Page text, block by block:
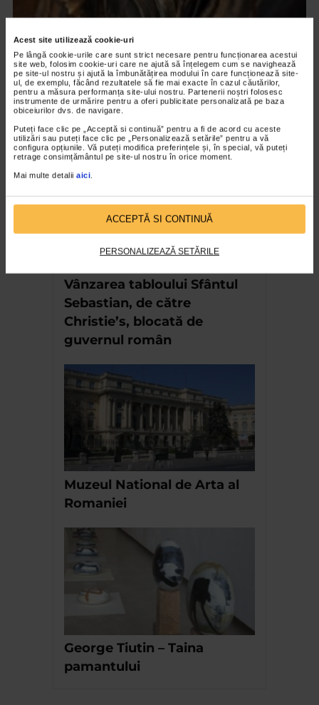
Acest site utilizează cookie-uri
Pe lângă cookie-urile care sunt strict necesare pentru funcționarea acestui
site web, folosim cookie-uri care ne ajută să înțelegem cum se navighează
pe site-ul nostru și ajută la îmbunătățirea modului în care funcționează site-
ul, de exemplu, făcând rezultatele să fie mai exacte în cazul căutărilor,
pentru a măsura performanța site-ului nostru. Partenerii noștri folosesc
instrumente de urmărire pentru a oferi publicitate personalizată pe baza
obiceiurilor dvs. de navigare.
Puteți face clic pe „Acceptă si continuă” pentru a fi de acord cu aceste
utilizări sau puteți face clic pe „Personalizează setările” pentru a vă
configura opțiunile. Vă puteți modifica preferințele și, în special, vă puteți
retrage consimțământul pe site-ul nostru în orice moment.
Mai multe detalii aici
ACCEPTĂ SI CONTINUĂ
PERSONALIZEAZĂ SETĂRILE
CLIPA DE ARTA
ARTS and ARTISTS. Anca Coller – “Cenușa
Memorie”
159 vizualizari
RECOMANDĂRI
Vânzarea tabloului Sfântul
Sebastian, de către
Christie’s, blocată de
guvernul român
Muzeul National de Arta al
Romaniei
George Tiutin – Taina
pamantului